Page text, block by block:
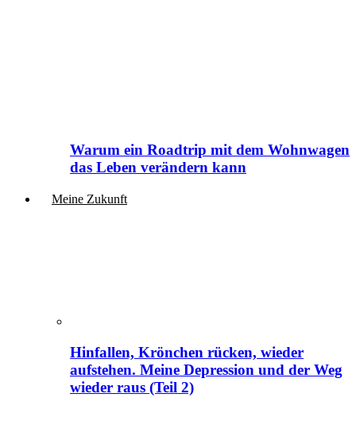
Warum ein Roadtrip mit dem Wohnwagen
das Leben verändern kann
Meine Zukunft
Hinfallen, Krönchen rücken, wieder
aufstehen. Meine Depression und der Weg
wieder raus (Teil 2)